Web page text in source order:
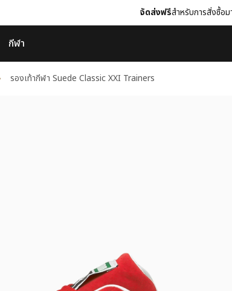
จัดส่งฟรีสำหรับการสั่งซื้อ
กีฬา
รองเท้ากีฬา Suede Classic XXI Trainers